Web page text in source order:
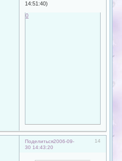
14:51:40)
0
Поделиться 14
2006-09-
30 14:43:20